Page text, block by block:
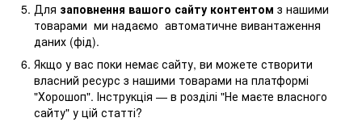
Для заповнення вашого сайту контентом з нашими
товарами ми надаємо автоматичне вивантаження
даних (фід).
Якщо у вас поки немає сайту, ви можете створити
власний ресурс з нашими товарами на платформі
"Хорошоп". Інструкція — в розділі "Не маєте власного
сайту" у цій статті?